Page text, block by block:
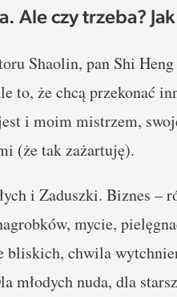
Ale czy trzeba?
Shaolin, pan Shi
to, że chcą przekonać
i moim mistrzem,
(że tak zażartuję).
i Zaduszki. Biznes
mycie,
bliskich, chwila
młodych nuda, dla